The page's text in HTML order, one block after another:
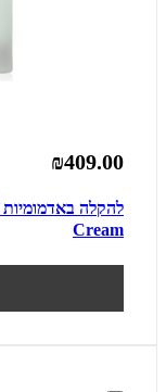
₪409.00
Cream